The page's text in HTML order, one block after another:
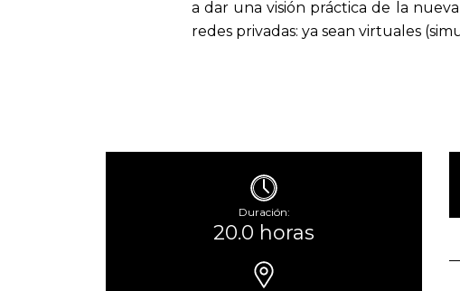
a dar una visión práctica de la
redes privadas: ya sean virtuales
Duración:
20.0 horas